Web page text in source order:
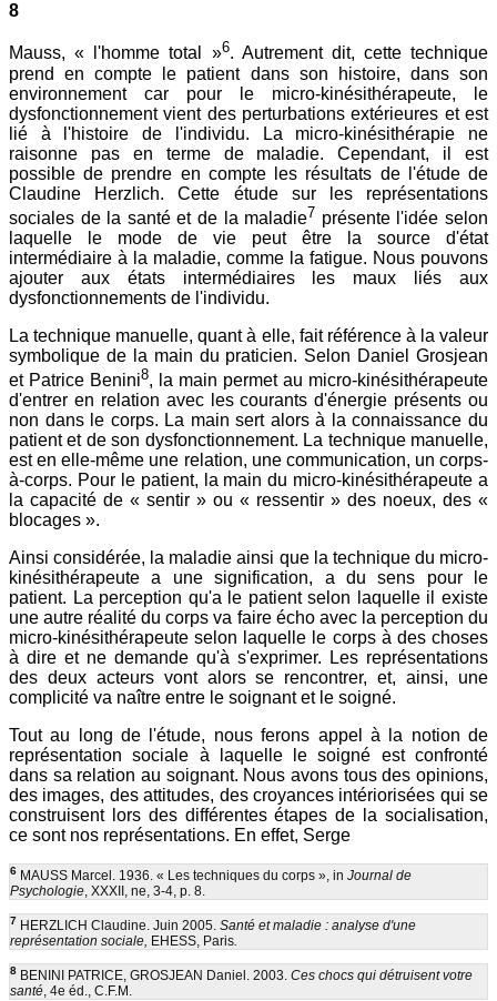
8
Mauss, « l'homme total »6. Autrement dit, cette technique
prend en compte le patient dans son histoire, dans son
environnement car pour le micro-kinésithérapeute, le
dysfonctionnement vient des perturbations extérieures et est
lié à l'histoire de l'individu. La micro-kinésithérapie ne
raisonne pas en terme de maladie. Cependant, il est
possible de prendre en compte les résultats de l'étude de
Claudine Herzlich. Cette étude sur les représentations
sociales de la santé et de la maladie7 présente l'idée selon
laquelle le mode de vie peut être la source d'état
intermédiaire à la maladie, comme la fatigue. Nous pouvons
ajouter aux états intermédiaires les maux liés aux
dysfonctionnements de l'individu.
La technique manuelle, quant à elle, fait référence à la valeur
symbolique de la main du praticien. Selon Daniel Grosjean
et Patrice Benini8, la main permet au micro-kinésithérapeute
d'entrer en relation avec les courants d'énergie présents ou
non dans le corps. La main sert alors à la connaissance du
patient et de son dysfonctionnement. La technique manuelle,
est en elle-même une relation, une communication, un corps-
à-corps. Pour le patient, la main du micro-kinésithérapeute a
la capacité de « sentir » ou « ressentir » des noeux, des «
blocages ».
Ainsi considérée, la maladie ainsi que la technique du micro-
kinésithérapeute a une signification, a du sens pour le
patient. La perception qu'a le patient selon laquelle il existe
une autre réalité du corps va faire écho avec la perception du
micro-kinésithérapeute selon laquelle le corps à des choses
à dire et ne demande qu'à s'exprimer. Les représentations
des deux acteurs vont alors se rencontrer, et, ainsi, une
complicité va naître entre le soignant et le soigné.
Tout au long de l'étude, nous ferons appel à la notion de
représentation sociale à laquelle le soigné est confronté
dans sa relation au soignant. Nous avons tous des opinions,
des images, des attitudes, des croyances intériorisées qui se
construisent lors des différentes étapes de la socialisation,
ce sont nos représentations. En effet, Serge
6 MAUSS Marcel. 1936. « Les techniques du corps », in Journal de
Psychologie, XXXII, ne, 3-4, p. 8.
7 HERZLICH Claudine. Juin 2005. Santé et maladie : analyse d'une
représentation sociale, EHESS, Paris.
8 BENINI PATRICE, GROSJEAN Daniel. 2003. Ces chocs qui détruisent votre
santé, 4e éd., C.F.M.